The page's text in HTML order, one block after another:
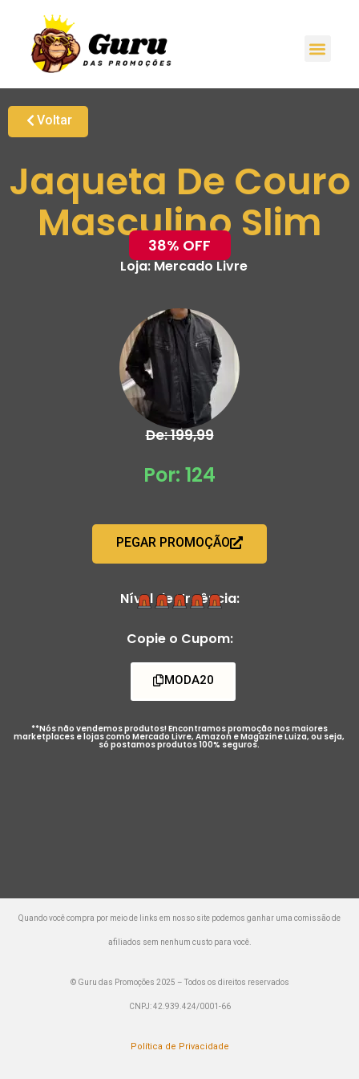
Voltar
Jaqueta De Couro
Masculino Slim
38% OFF
Loja:Mercado Livre
De: 199,99
Por: 124
PEGAR PROMOÇÃO
Nível de Urgência:
Copie o Cupom:
MODA20
**Nós não vendemos produtos! Encontramos promoção nos maiores
marketplaces e lojas como Mercado Livre, Amazon e Magazine Luiza, ou seja,
só postamos produtos 100% seguros.
Quando você compra por meio de links em nosso site podemos ganhar uma comissão de
afiliados sem nenhum custo para você.
© Guru das Promoções 2025 – Todos os direitos reservados
CNPJ: 42.939.424/0001-66
Política de Privacidade